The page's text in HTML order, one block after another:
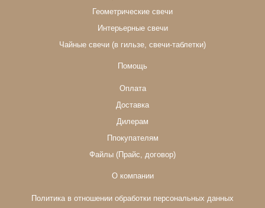
Геометрические свечи
Интерьерные свечи
Чайные свечи (в гильзе, свечи-таблетки)
Помощь
Оплата
Доставка
Дилерам
Ппокупателям
Файлы (Прайс, договор)
О компании
Политика в отношении обработки персональных данных